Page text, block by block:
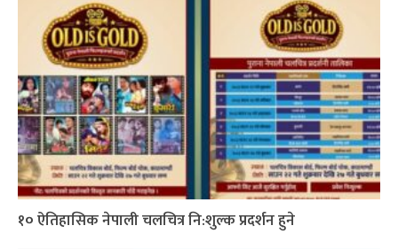
१० ऐतिहासिक नेपाली चलचित्र नि:शुल्क प्रदर्शन हुने